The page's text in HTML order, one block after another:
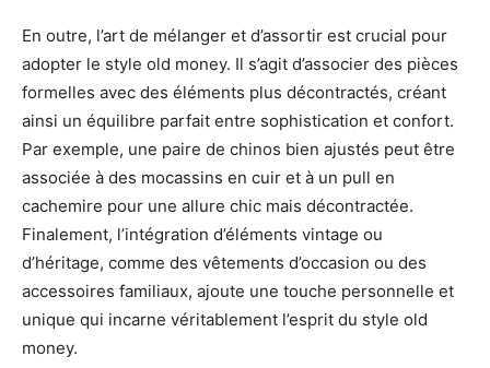
En outre, l’art de mélanger et d’assortir est crucial pour
adopter le style old money. Il s’agit d’associer des pièces
formelles avec des éléments plus décontractés, créant
ainsi un équilibre parfait entre sophistication et confort.
Par exemple, une paire de chinos bien ajustés peut être
associée à des mocassins en cuir et à un pull en
cachemire pour une allure chic mais décontractée.
Finalement, l’intégration d’éléments vintage ou
d’héritage, comme des vêtements d’occasion ou des
accessoires familiaux, ajoute une touche personnelle et
unique qui incarne véritablement l’esprit du style old
money.